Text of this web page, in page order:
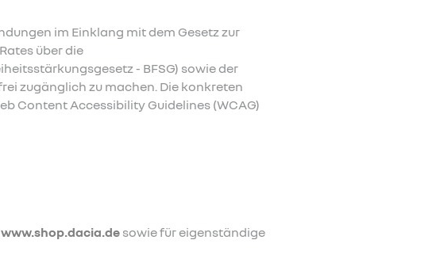
im Einklang mit dem Gesetz zur
über die
- BFSG) sowie der
zugänglich zu machen. Die konkreten
Content Accessibility Guidelines (WCAG)
www.shop.dacia.de sowie für eigenständige